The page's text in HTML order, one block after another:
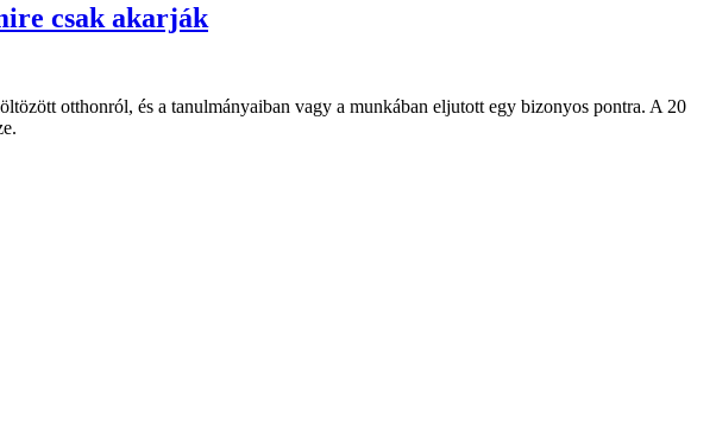
csak akarják
otthonról, és a tanulmányaiban vagy a munkában eljutott egy bizonyos pontra. A 20